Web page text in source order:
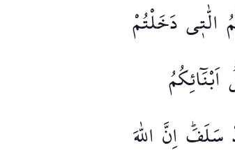
الّٰت۪ي دَخَلْتُمْ
اَبْنَٓائِكُمُ
سَلَفَۜاِنَّ اللّٰهَ